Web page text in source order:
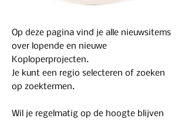
Op deze pagina vind je alle nieuwsitems
over lopende en nieuwe
Koploperprojecten.
Je kunt een regio selecteren of zoeken
op zoektermen.
Wil je regelmatig op de hoogte blijven